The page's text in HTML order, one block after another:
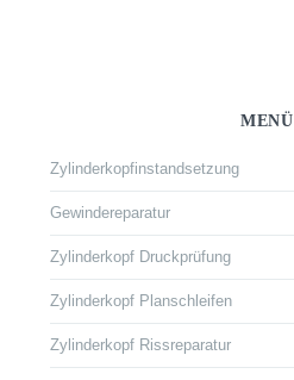
MENÜ
Zylinderkopfinstandsetzung
Gewindereparatur
Zylinderkopf Druckprüfung
Zylinderkopf Planschleifen
Zylinderkopf Rissreparatur